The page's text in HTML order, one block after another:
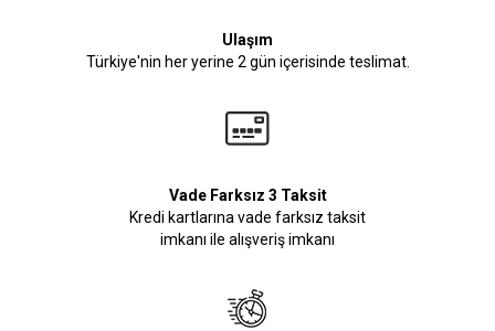
Ulaşım
Türkiye'nin her yerine 2 gün içerisinde teslimat.
Vade Farksız 3 Taksit
Kredi kartlarına vade farksız taksit
imkanı ile alışveriş imkanı